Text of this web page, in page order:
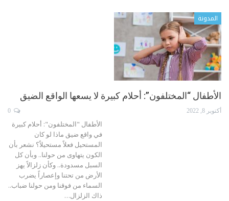
المدونة
الأطفال “المختلفون”: أحلام كبيرة لا يسعها الواقع الضيق
أكتوبر 8, 2022
الأطفال "المختلفون": أحلام كبيرة
في واقع ضيق ماذا لو كان
المستحيل فعلاً مستحيلاً؟ نشعر بأن
الكون يتهاوى من حولنا.. وبأن كل
السبل مسدودة.. وكأن زلزالاً يهز
الأرض من تحتنا وإعصاراً يضرب
السماء من فوقنا ومن حولنا ضباب..
ذاك الزلزال…